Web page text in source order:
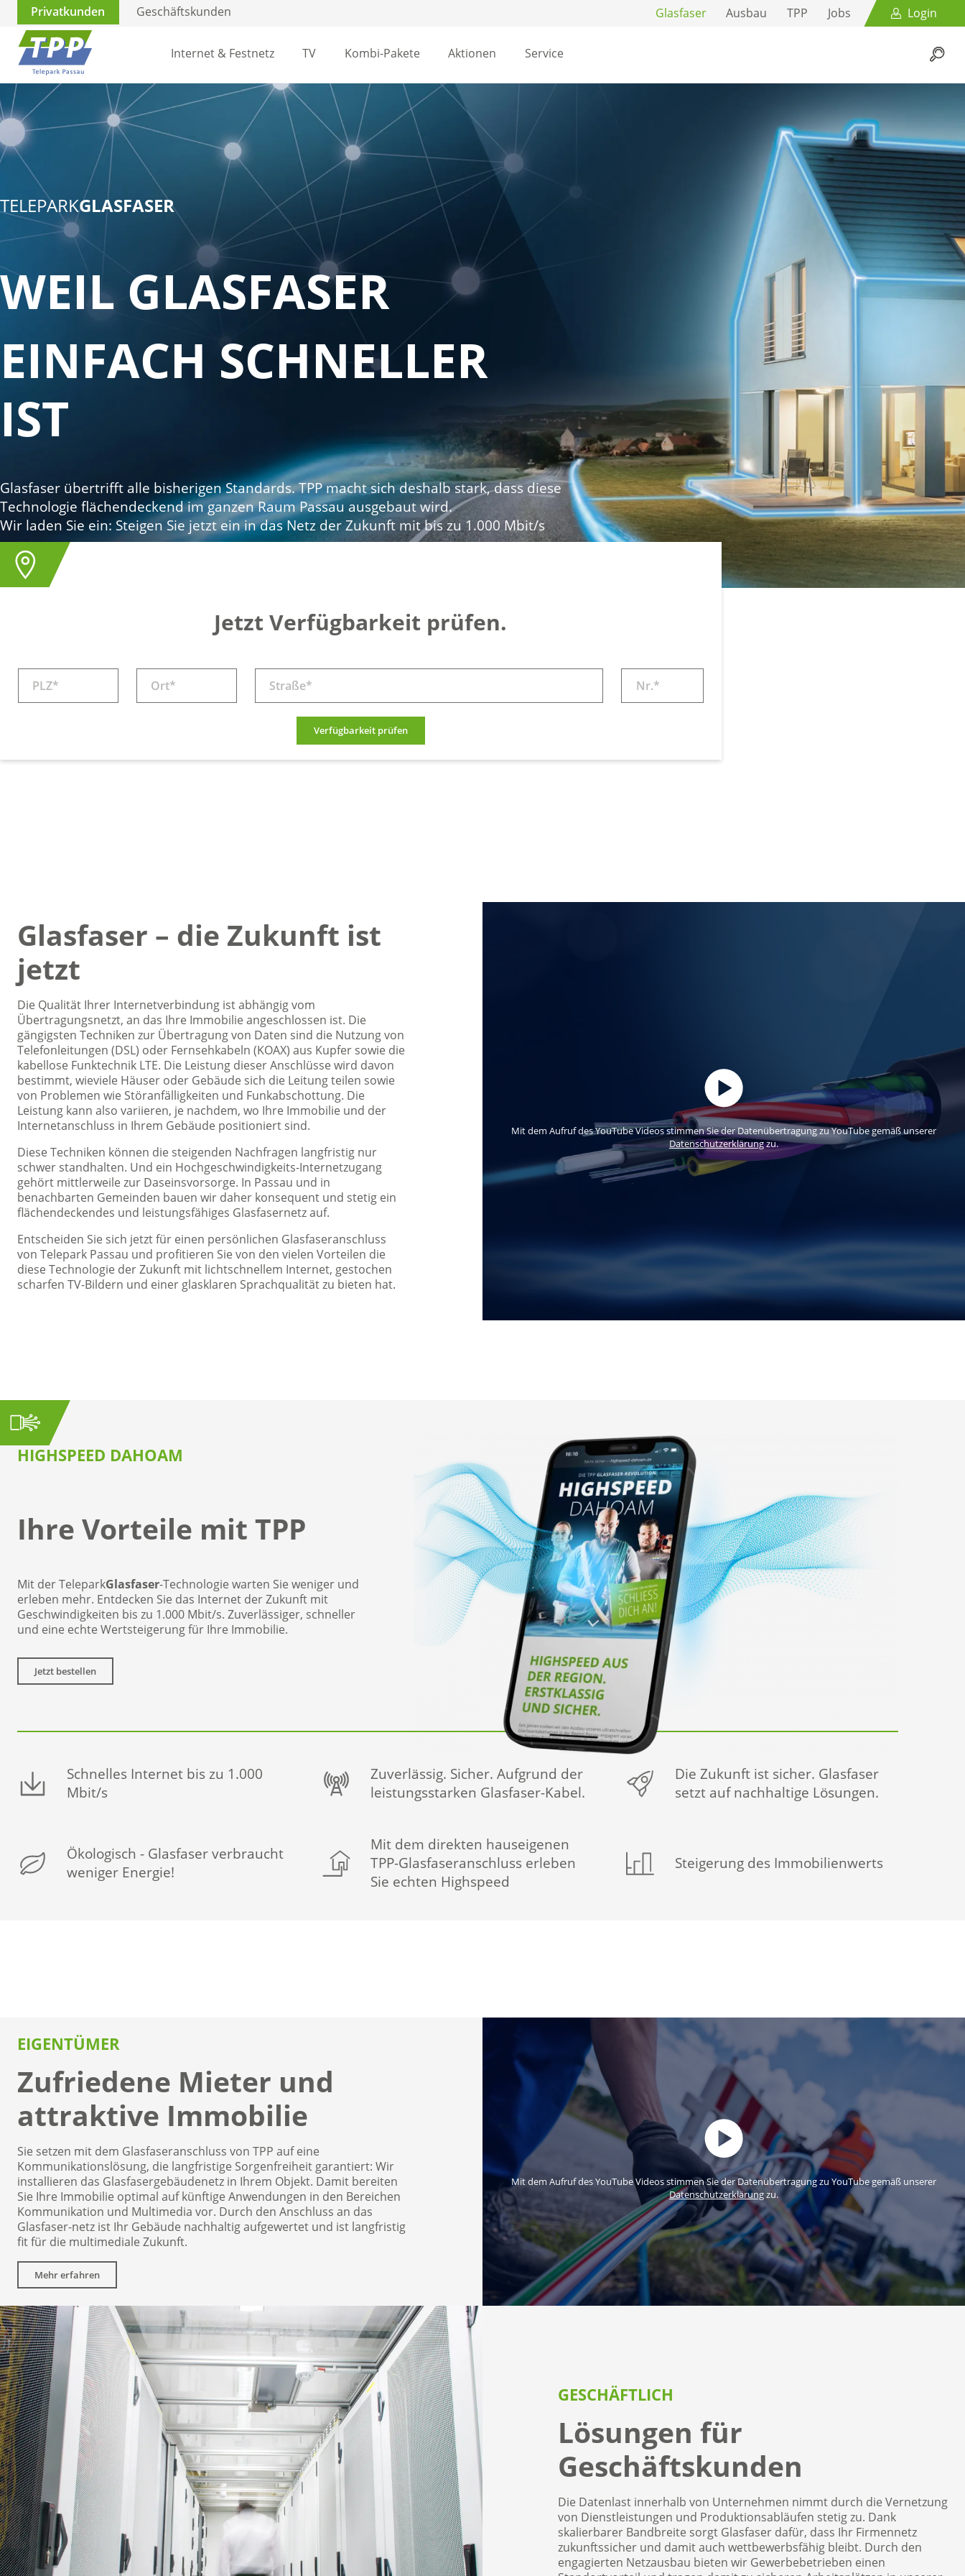
Privatkunden Geschäftskunden Glasfaser Ausbau TPP Jobs Login
Internet & Festnetz TV Kombi-Pakete Aktionen Service
TELEPARKGLASFASER
WEIL GLASFASER
EINFACH SCHNELLER
IST
Glasfaser übertrifft alle bisherigen Standards. TPP macht sich deshalb stark, dass diese
Technologie flächendeckend im ganzen Raum Passau ausgebaut wird.
Wir laden Sie ein: Steigen Sie jetzt ein in das Netz der Zukunft mit bis zu 1.000 Mbit/s
Unsere Tarife
Jetzt Verfügbarkeit prüfen.
Verfügbarkeit prüfen
Glasfaser – die Zukunft ist
jetzt
Die Qualität Ihrer Internetverbindung ist abhängig vom
Übertragungsnetzt, an das Ihre Immobilie angeschlossen ist. Die
gängigsten Techniken zur Übertragung von Daten sind die Nutzung von
Telefonleitungen (DSL) oder Fernsehkabeln (KOAX) aus Kupfer sowie die
kabellose Funktechnik LTE. Die Leistung dieser Anschlüsse wird davon
bestimmt, wieviele Häuser oder Gebäude sich die Leitung teilen sowie
von Problemen wie Störanfälligkeiten und Funkabschottung. Die
Leistung kann also variieren, je nachdem, wo Ihre Immobilie und der
Internetanschluss in Ihrem Gebäude positioniert sind.
Diese Techniken können die steigenden Nachfragen langfristig nur
schwer standhalten. Und ein Hochgeschwindigkeits-Internetzugang
gehört mittlerweile zur Daseinsvorsorge. In Passau und in
benachbarten Gemeinden bauen wir daher konsequent und stetig ein
flächendeckendes und leistungsfähiges Glasfasernetz auf.
Entscheiden Sie sich jetzt für einen persönlichen Glasfaseranschluss
von Telepark Passau und profitieren Sie von den vielen Vorteilen die
diese Technologie der Zukunft mit lichtschnellem Internet, gestochen
scharfen TV-Bildern und einer glasklaren Sprachqualität zu bieten hat.
Mit dem Aufruf des YouTube Videos stimmen Sie der Datenübertragung zu YouTube gemäß unserer
Datenschutzerklärungzu.
HIGHSPEED DAHOAM
Ihre Vorteile mit TPP
Mit der TeleparkGlasfaser-Technologie warten Sie weniger und
erleben mehr. Entdecken Sie das Internet der Zukunft mit
Geschwindigkeiten bis zu 1.000 Mbit/s. Zuverlässiger, schneller
und eine echte Wertsteigerung für Ihre Immobilie.
Jetzt bestellen
Schnelles Internet bis zu 1.000
Mbit/s
Zuverlässig. Sicher. Aufgrund der
leistungsstarken Glasfaser-Kabel.
Die Zukunft ist sicher. Glasfaser
setzt auf nachhaltige Lösungen.
Ökologisch - Glasfaser verbraucht
weniger Energie!
Mit dem direkten hauseigenen
TPP-Glasfaseranschluss erleben
Sie echten Highspeed
Steigerung des Immobilienwerts
EIGENTÜMER
Zufriedene Mieter und
attraktive Immobilie
Sie setzen mit dem Glasfaseranschluss von TPP auf eine
Kommunikationslösung, die langfristige Sorgenfreiheit garantiert: Wir
installieren das Glasfasergebäudenetz in Ihrem Objekt. Damit bereiten
Sie Ihre Immobilie optimal auf künftige Anwendungen in den Bereichen
Kommunikation und Multimedia vor. Durch den Anschluss an das
Glasfaser-netz ist Ihr Gebäude nachhaltig aufgewertet und ist langfristig
fit für die multimediale Zukunft.
Mehr erfahren
Mit dem Aufruf des YouTube Videos stimmen Sie der Datenübertragung zu YouTube gemäß unserer
Datenschutzerklärungzu.
GESCHÄFTLICH
Lösungen für
Geschäftskunden
Die Datenlast innerhalb von Unternehmen nimmt durch die Vernetzung
von Dienstleistungen und Produktionsabläufen stetig zu. Dank
skalierbarer Bandbreite sorgt Glasfaser dafür, dass Ihr Firmennetz
zukunftssicher und damit auch wettbewerbsfähig bleibt. Durch den
engagierten Netzausbau bieten wir Gewerbebetrieben einen